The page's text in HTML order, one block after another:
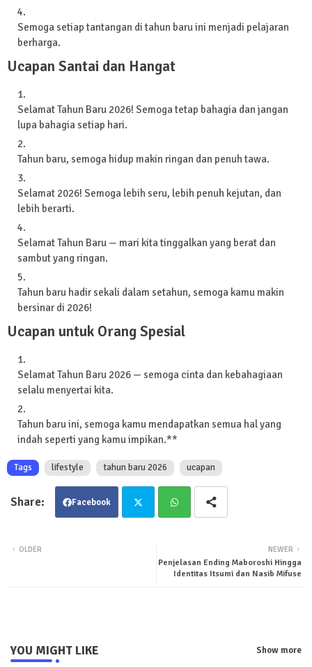
Semoga setiap tantangan di tahun baru ini menjadi pelajaran
berharga.
Ucapan Santai dan Hangat
Selamat Tahun Baru 2026! Semoga tetap bahagia dan jangan
lupa bahagia setiap hari.
Tahun baru, semoga hidup makin ringan dan penuh tawa.
Selamat 2026! Semoga lebih seru, lebih penuh kejutan, dan
lebih berarti.
Selamat Tahun Baru — mari kita tinggalkan yang berat dan
sambut yang ringan.
Tahun baru hadir sekali dalam setahun, semoga kamu makin
bersinar di 2026!
Ucapan untuk Orang Spesial
Selamat Tahun Baru 2026 — semoga cinta dan kebahagiaan
selalu menyertai kita.
Tahun baru ini, semoga kamu mendapatkan semua hal yang
indah seperti yang kamu impikan.**
Tags lifestyle tahun baru 2026 ucapan
Facebook
tsa
NEWER
Penjelasan Ending Maboroshi Hingga
Identitas Itsumi dan Nasib Mifuse
OLDER
YOU MIGHT LIKE Show more